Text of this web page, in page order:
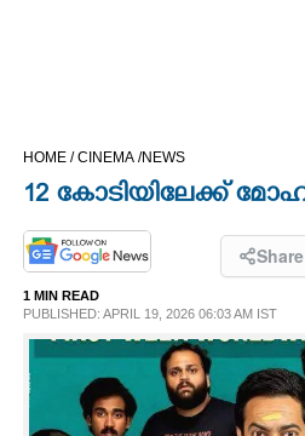
OPINION
PHOTOS
LIFESTYLE
HOME /CINEMA /NEWS
12 കോടിയിലേക്ക്
Share
1 MIN READ
PUBLISHED: APRIL 19, 2026 06:03 AM IST